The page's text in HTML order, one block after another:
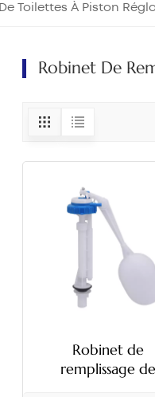
Toilettes À Piston
Robinet De
Robinet de
remplissage de